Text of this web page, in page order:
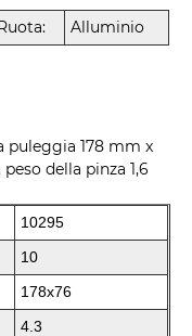
Alluminio
puleggia 178 mm x
della pinza 1,6
10295
10
178x76
4.3